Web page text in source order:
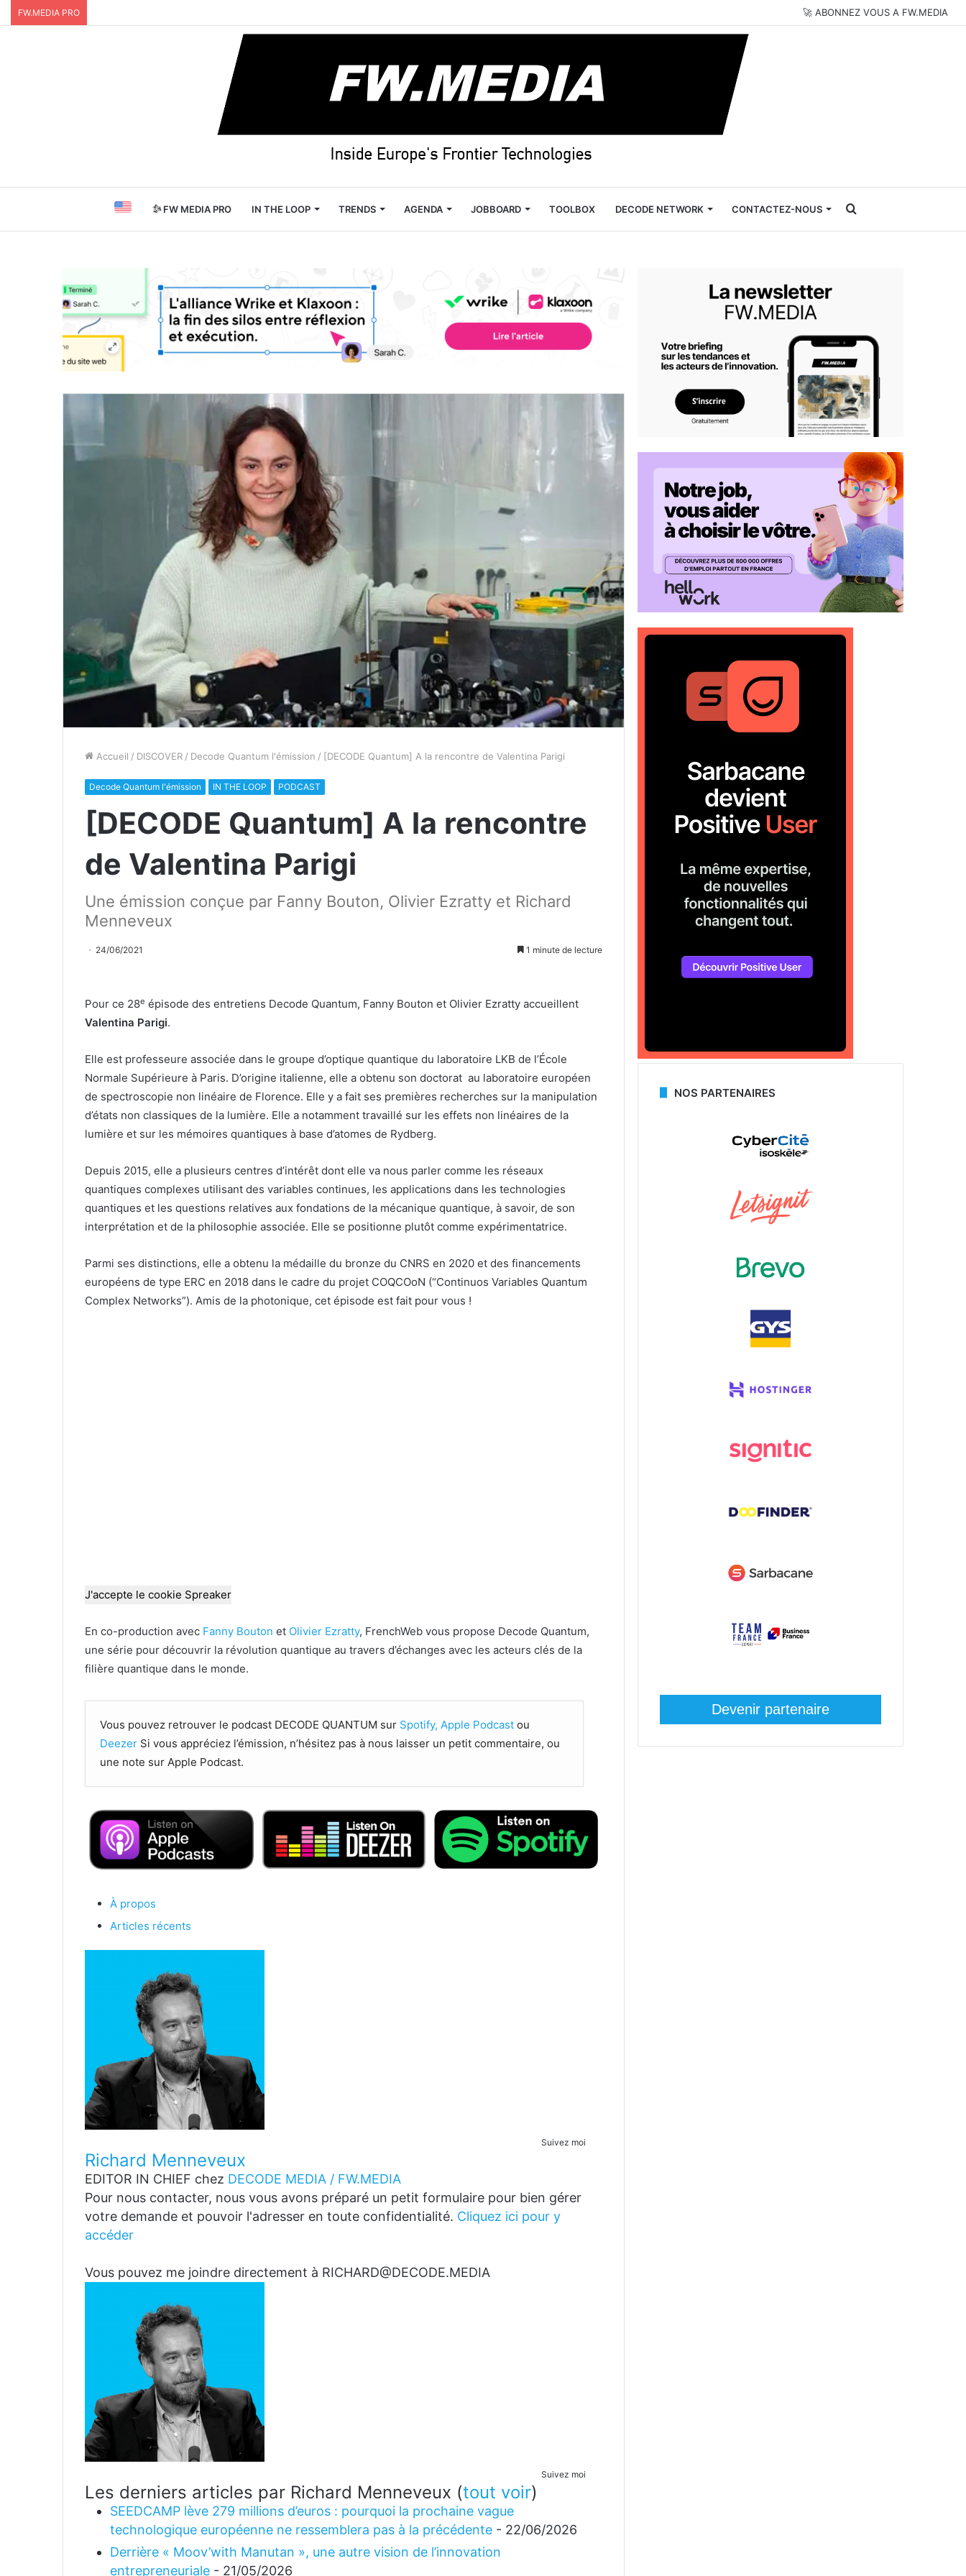
FW.MEDIA PRO 🚀 ABONNEZ VOUS A FW.MEDIA
FW MEDIA PRO IN THE LOOP TRENDS AGENDA JOBBOARD TOOLBOX DECODE NETWORK CONTACTEZ-NOUS Rechercher
Accueil / DISCOVER / Decode Quantum l'émission / [DECODE Quantum] A la rencontre de Valentina Parigi
Decode Quantum l'émission IN THE LOOP PODCAST
[DECODE Quantum] A la rencontre
de Valentina Parigi
Une émission conçue par Fanny Bouton, Olivier Ezratty et Richard
Menneveux
24/06/2021 1 minute de lecture
Pour ce 28e épisode des entretiens Decode Quantum, Fanny Bouton et Olivier Ezratty accueillent
Valentina Parigi.
Elle est professeure associée dans le groupe d’optique quantique du laboratoire LKB de l’École
Normale Supérieure à Paris. D’origine italienne, elle a obtenu son doctorat au laboratoire européen
de spectroscopie non linéaire de Florence. Elle y a fait ses premières recherches sur la manipulation
d’états non classiques de la lumière. Elle a notamment travaillé sur les effets non linéaires de la
lumière et sur les mémoires quantiques à base d’atomes de Rydberg.
Depuis 2015, elle a plusieurs centres d’intérêt dont elle va nous parler comme les réseaux
quantiques complexes utilisant des variables continues, les applications dans les technologies
quantiques et les questions relatives aux fondations de la mécanique quantique, à savoir, de son
interprétation et de la philosophie associée. Elle se positionne plutôt comme expérimentatrice.
Parmi ses distinctions, elle a obtenu la médaille du bronze du CNRS en 2020 et des financements
européens de type ERC en 2018 dans le cadre du projet COQCOoN (“Continuos Variables Quantum
Complex Networks”). Amis de la photonique, cet épisode est fait pour vous !
J'accepte le cookie Spreaker
En co-production avec Fanny Bouton et Olivier Ezratty, FrenchWeb vous propose Decode Quantum,
une série pour découvrir la révolution quantique au travers d’échanges avec les acteurs clés de la
filière quantique dans le monde.
Vous pouvez retrouver le podcast DECODE QUANTUM sur Spotify, Apple Podcast ou
Deezer Si vous appréciez l’émission, n’hésitez pas à nous laisser un petit commentaire, ou
une note sur Apple Podcast.
À propos
Articles récents
Suivez moi
Richard Menneveux
EDITOR IN CHIEF chez DECODE MEDIA / FW.MEDIA
Pour nous contacter, nous vous avons préparé un petit formulaire pour bien gérer
votre demande et pouvoir l'adresser en toute confidentialité. Cliquez ici pour y
accéder
Vous pouvez me joindre directement à RICHARD@DECODE.MEDIA
Suivez moi
Les derniers articles par Richard Menneveux (tout voir)
SEEDCAMP lève 279 millions d’euros : pourquoi la prochaine vague
technologique européenne ne ressemblera pas à la précédente - 22/06/2026
Derrière « Moov’with Manutan », une autre vision de l’innovation
entrepreneuriale - 21/05/2026
NOS PARTENAIRES
Devenir partenaire